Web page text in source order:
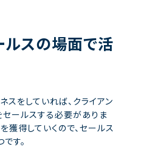
ルスの場面で活
スをしていれば、クライアン
セールスする必要がありま
獲得していくので、セールス
す。